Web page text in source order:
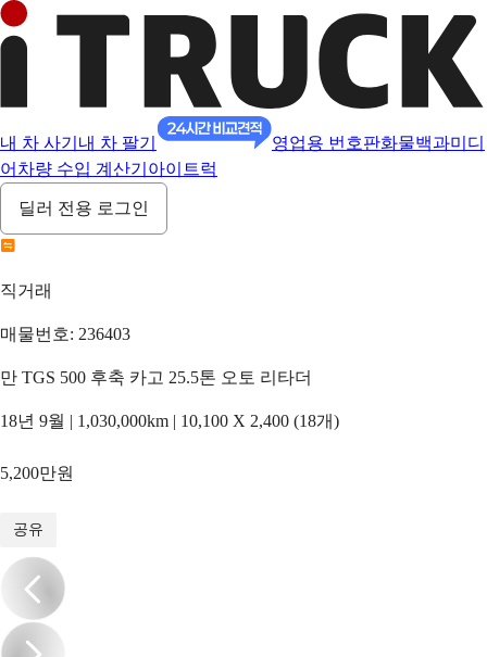
내 차 사기 내 차 팔기 영업용 번호판화물백과미디
어 차량 수입 계산기 아이트럭
딜러 전용 로그인
직거래
매물번호: 236403
만 TGS 500 후축 카고 25.5톤 오토 리타더
18년 9월 | 1,030,000km | 10,100 X 2,400 (18개)
5,200만원
공유
/10